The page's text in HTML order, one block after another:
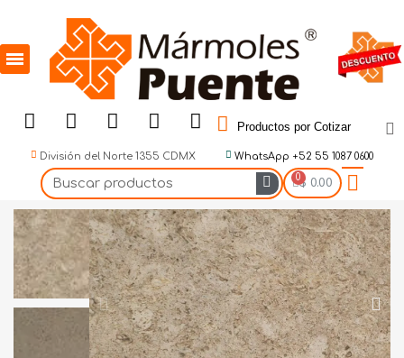
Productos por Cotizar
División del Norte 1355 CDMX WhatsApp +52 55 1087 0600
$ 0.00